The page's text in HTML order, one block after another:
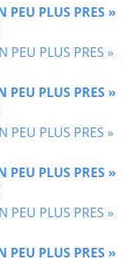
PEU PLUS PRES »
PEU PLUS PRES »
PEU PLUS PRES »
PEU PLUS PRES »